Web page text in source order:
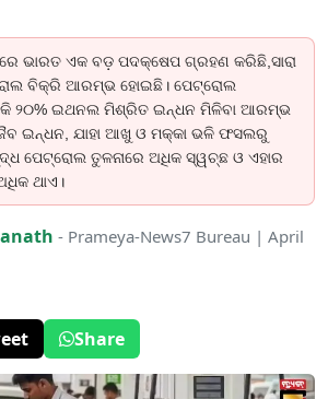
ଭାରତ ଏକ ବଡ଼ ପଦକ୍ଷେପ ଗ୍ରହଣ କରିଛି,ସାରା
ବିକ୍ରି ଆରମ୍ଭ ହୋଇଛି। ପେଟ୍ରୋଲ
୨୦% ଇଥନଲ ମିଶ୍ରିତ ଇନ୍ଧନ ମିଳିବା ଆରମ୍ଭ
ଇନ୍ଧନ, ଯାହା ଆଖୁ ଓ ମକ୍କା ଭଳି ଫସଲରୁ
ପେଟ୍ରୋଲ ତୁଳନାରେ ଅଧିକ ସ୍ୱଚ୍ଛ ଓ ଏହାର
ଥାଏ।
- Prameya-News7 Bureau | April
Share